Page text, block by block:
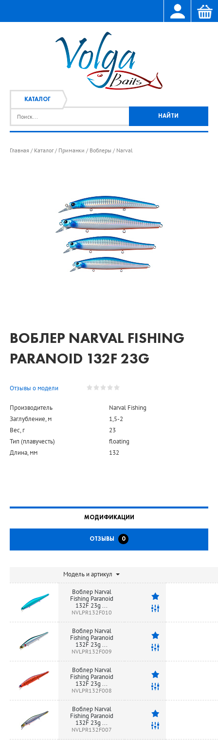
КАТАЛОГ
Главная / Каталог / Приманки / Воблеры / Narval
ВОБЛЕР NARVAL FISHING
PARANOID 132F 23G
Отзывы о модели
Производитель
Narval Fishing
Заглубление, м
1,5-2
Вес, г
23
Тип (плавучесть)
floating
Длина, мм
132
МОДИФИКАЦИИ
ОТЗЫВЫ 0
Модель и артикул
Воблер Narval
Fishing Paranoid
132F 23g ...
NVLPR132F010
Воблер Narval
Fishing Paranoid
132F 23g ...
NVLPR132F009
Воблер Narval
Fishing Paranoid
132F 23g ...
NVLPR132F008
Воблер Narval
Fishing Paranoid
132F 23g ...
NVLPR132F007